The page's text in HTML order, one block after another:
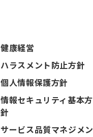
健康経営
ハラスメント防止方針
個人情報保護方針
情報セキュリティ基本方
針
サービス品質マネジメン